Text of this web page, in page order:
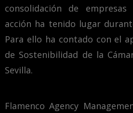
consolidación de empresas
acción ha tenido lugar
Para ello ha contado con el
de Sostenibilidad de la
Sevilla.
Flamenco Agency